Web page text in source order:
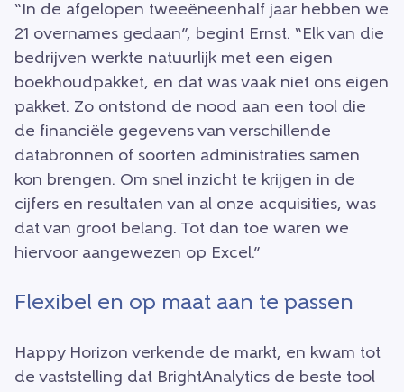
“In de afgelopen tweeëneenhalf jaar hebben we
21 overnames gedaan”, begint Ernst. “Elk van die
bedrijven werkte natuurlijk met een eigen
boekhoudpakket, en dat was vaak niet ons eigen
pakket. Zo ontstond de nood aan een tool die
de financiële gegevens van verschillende
databronnen of soorten administraties samen
kon brengen. Om snel inzicht te krijgen in de
cijfers en resultaten van al onze acquisities, was
dat van groot belang. Tot dan toe waren we
hiervoor aangewezen op Excel.”
Flexibel en op maat aan te passen
Happy Horizon verkende de markt, en kwam tot
de vaststelling dat BrightAnalytics de beste tool